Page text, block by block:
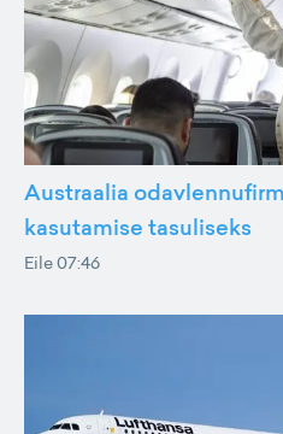
Austraalia
kasutamise tasuliseks
Eile 07:46